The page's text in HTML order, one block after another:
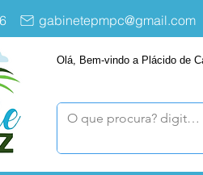
gabinetepmpc@gmail.com
Olá, Bem-vindo a Plácido de